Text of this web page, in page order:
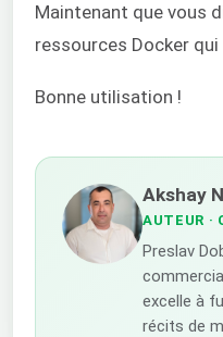
Maintenant que vous
ressources Docker
Bonne utilisation !
Akshay
AUTEUR ·
Preslav
excelle à
récits de